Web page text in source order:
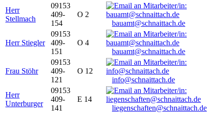
Herr
Stellmach
09153
409-
154
O 2
bauamt@schnaittach.de
Herr Stiegler
09153
409-
151
O 4
bauamt@schnaittach.de
Frau Stöhr
09153
409-
121
O 12
info@schnaittach.de
Herr
Unterburger
09153
409-
141
E 14
liegenschaften@schnaittach.de